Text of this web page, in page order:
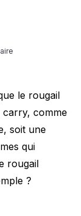
le rougail
carry, comme
soit une
qui
rougail
?